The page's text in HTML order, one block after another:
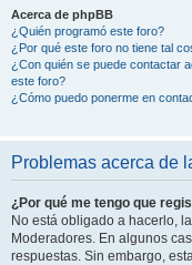
Acerca de phpBB
¿Quién programó este foro?
¿Por qué este foro no tiene tal
¿Con quién se puede contactar
este foro?
¿Cómo puedo ponerme en
Problemas acerca de
¿Por qué me tengo que
No está obligado a hacerlo,
Moderadores. En algunos
respuestas. Sin embargo,